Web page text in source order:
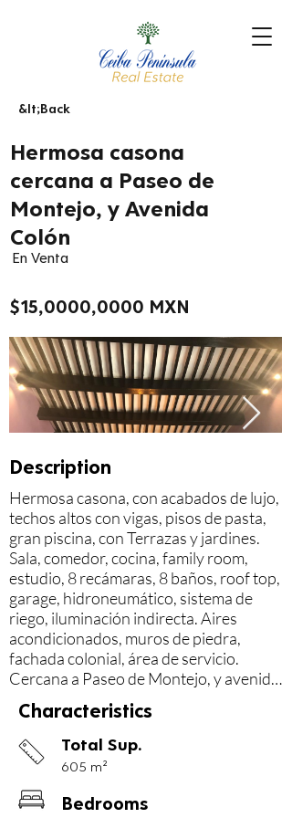
&lt;Back
Hermosa casona
cercana a Paseo de
Montejo, y Avenida
Colón
En Venta
$15,0000,0000 MXN
Description
Hermosa casona, con acabados de lujo,
techos altos con vigas, pisos de pasta,
gran piscina, con Terrazas y jardines.
Sala, comedor, cocina, family room,
estudio, 8 recámaras, 8 baños, roof top,
garage, hidroneumático, sistema de
riego, iluminación indirecta. Aires
acondicionados, muros de piedra,
fachada colonial, área de servicio.
Cercana a Paseo de Montejo, y avenida
Reforma.
Inmejorable ubicación, ideal para hotel
boutique, vivienda, arnb. $700,000.00
dólares
* Alberca de 7m x 3m y profundidad de
Characteristics
Total Sup.
605 m²
Bedrooms